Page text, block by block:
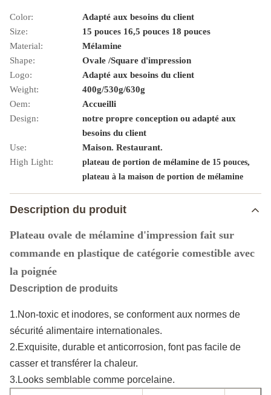
Color:
Adapté aux besoins du client
Size:
15 pouces 16,5 pouces 18 pouces
Material:
Mélamine
Shape:
Ovale /Square d'impression
Logo:
Adapté aux besoins du client
Weight:
400g/530g/630g
Oem:
Accueilli
Design:
notre propre conception ou adapté aux
besoins du client
Use:
Maison. Restaurant.
High Light:
plateau de portion de mélamine de 15 pouces,
plateau à la maison de portion de mélamine
Description du produit
Plateau ovale de mélamine d'impression fait sur
commande en plastique de catégorie comestible avec
la poignée
Description de produits
1.Non-toxic et inodores, se conforment aux normes de
sécurité alimentaire internationales.
2.Exquisite, durable et anticorrosion, font pas facile de
casser et transférer la chaleur.
3.Looks semblable comme porcelaine.